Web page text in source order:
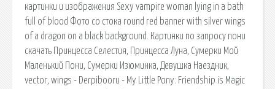
картинки и изображения Sexy vampire woman lying in a bath
full of blood Фото со стока round red banner with silver wings
of a dragon on a black background. Картинки по запросу пони
скачать Принцесса Селестия, Принцесса Луна, Сумерки Мой
Маленький Пони, Сумерки Изюминка, Девушка Наездник,
vector, wings - Derpibooru - My Little Pony: Friendship is Magic